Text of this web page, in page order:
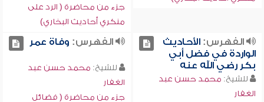
جزء من محاضرة ( الرد على
منكري أحاديث البخاري)
الفهرس:الأحاديث
الواردة في فضل أبي
بكر رضي الله عنه
للشيخ: محمد حسن عبد
الغفار
الفهرس: وفاة عمر
للشيخ: محمد حسن عبد
الغفار
جزء من محاضرة ( فضائل